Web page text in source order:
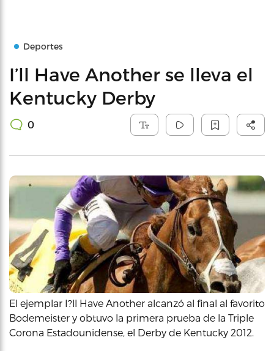
Deportes
I’ll Have Another se lleva el
Kentucky Derby
0
El ejemplar I?ll Have Another alcanzó al final al favorito
Bodemeister y obtuvo la primera prueba de la Triple
Corona Estadounidense, el Derby de Kentucky 2012.